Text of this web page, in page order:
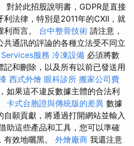
對於此招股說明書，GDPR是直接
法律，特別是2011年的CXII，就
利而言。 台中整骨技術 請注意，
共通訊的評論的各種立法受不同立
服務 冷凍設備 必須將數
記和刪除，以及所有以前已發送用
西式外燴 眼科診所 搬家公司費
如果這不違反數據主體的合法利
卡式台胞證與傳統版的差異 數據
願貢獻，將通過打開網站並輸入
助這些產品和工具，您可以準確
效地曬黑。 外燴廠商 我還注意